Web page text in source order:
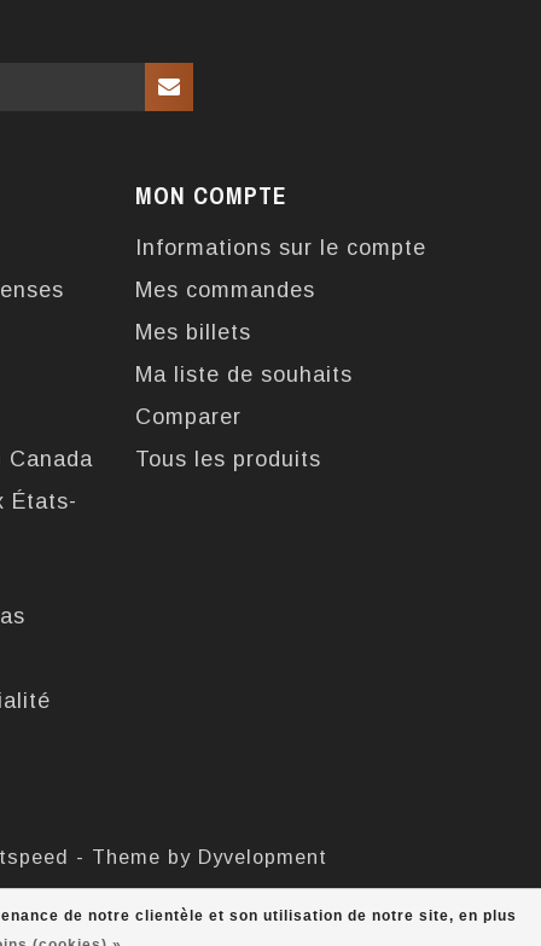
de notre clientèle et son utilisation de notre site, en plus
Canada
États-
MON COMPTE
Informations sur le compte
Mes commandes
Mes billets
Ma liste de souhaits
Comparer
Tous les produits
- Theme by Dyvelopment